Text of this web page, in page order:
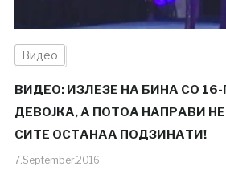
Видео
ВИДЕО: ИЗЛЕЗЕ НА БИНА СО
ДЕВОЈКА, А ПОТОА НАПРАВИ
СИТЕ ОСТАНАА ПОДЗИНАТИ!
7.September.2016